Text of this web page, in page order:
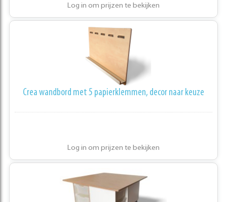
Log in om prijzen te bekijken
Crea wandbord met 5 papierklemmen, decor naar keuze
Log in om prijzen te bekijken